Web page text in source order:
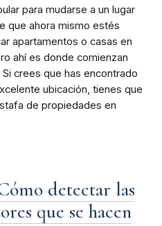
para mudarse a un lugar
que ahora mismo estés
apartamentos o casas en
ahí es donde comienzan
crees que has encontrado
ubicación, tienes que
de propiedades en
detectar las
que se hacen